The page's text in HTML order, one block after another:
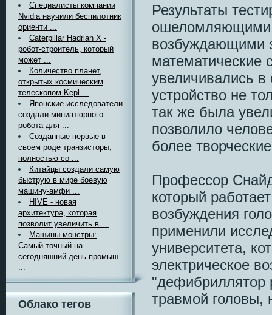
Специалисты компании
Nvidia научили беспилотник
ориенти ...
Caterpillar Hadrian X -
робот-строитель, который
может ...
Количество планет,
открытых космическим
телескопом Kepl ...
Японские исследователи
создали миниатюрного
робота для ...
Созданные первые в
своем роде транзисторы,
полностью со ...
Китайцы создали самую
быструю в мире боевую
машину-амфи ...
HIVE - новая
архитектура, которая
позволит увеличить в ...
Машины-монстры:
Самый точный на
сегодняшний день промыш
...
Облако тегов
Результаты
ошеломляющими.
возбуждающими
математические
увеличивались
устройство не
так же была
позволило
более
Профессор
который
возбуждения
применили
университета,
электрическое
"дефибриллятор
травмой головы,